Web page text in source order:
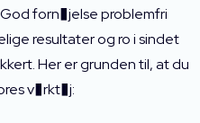
forn�jelse problemfri
resultater og ro i sindet
Her er grunden til, at du
v�rkt�j: